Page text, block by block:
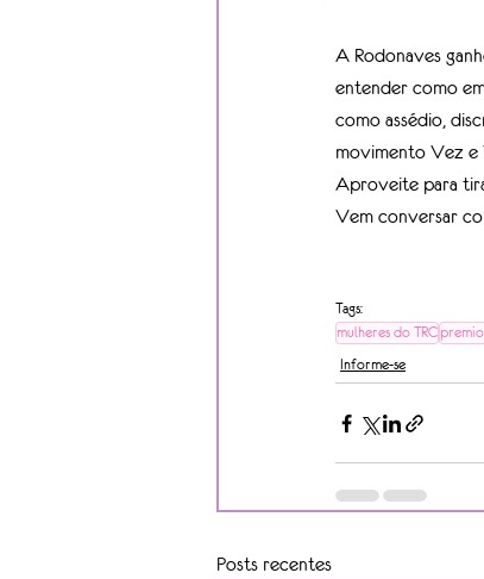
A Rodonaves
entender como
como assédio,
movimento Vez e
Aproveite para
Vem conversar
Tags:
mulheres do TRC
Informe-se
Posts recentes